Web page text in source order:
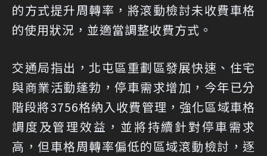
的方式提升周轉率，將滾動檢討未收費車格
的使用狀況，並適當調整收費方式。
交通局指出，北屯區重劃區發展快速、住宅
與商業活動蓬勃，停車需求增加，今年已分
階段將3756格納入收費管理，強化區域車格
調度及管理效益，並將持續針對停車需求
高，但車格周轉率偏低的區域滾動檢討，逐